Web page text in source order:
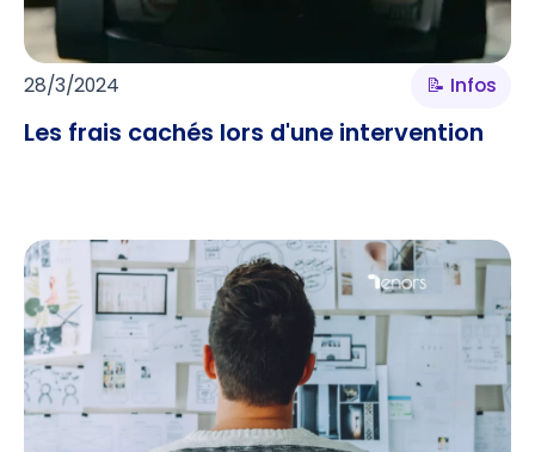
28/3/2024 📝 Infos
Les frais cachés lors d'une intervention